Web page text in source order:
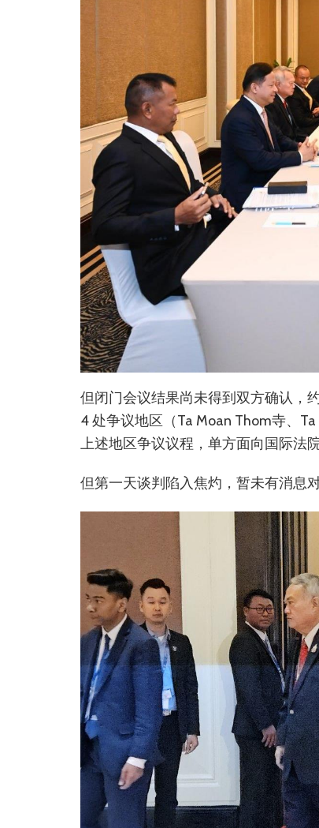
但闭门会议结果尚未得到双方确认，
4 处争议地区（Ta Moan Thom寺、
上述地区争议议程，单方面向国际法院
但第一天谈判陷入焦灼，暂未有消息